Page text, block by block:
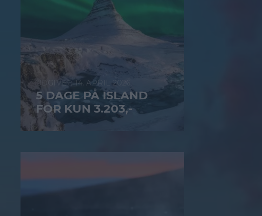
14. APRIL 2026
5 DAGE PÅ ISLAND
FOR KUN 3.203,-